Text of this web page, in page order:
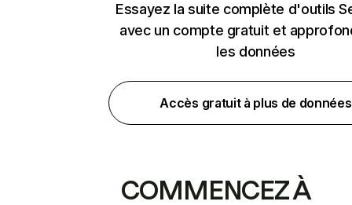
Essayez la suite complète d'outils
avec un compte gratuit et
les données
Accès gratuit à plus de données
COMMENCEZ À